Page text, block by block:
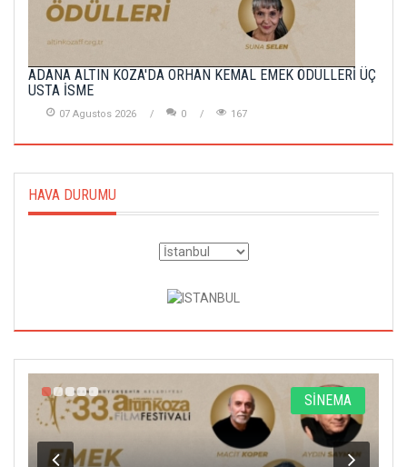
ADANA ALTIN KOZA'DA ORHAN KEMAL EMEK ÖDÜLLERİ ÜÇ
USTA İSME
07 Agustos 2026 0 167
HAVA DURUMU
SİNEMA